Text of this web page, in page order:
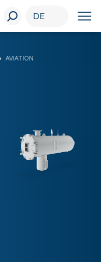
DE
AVIATION